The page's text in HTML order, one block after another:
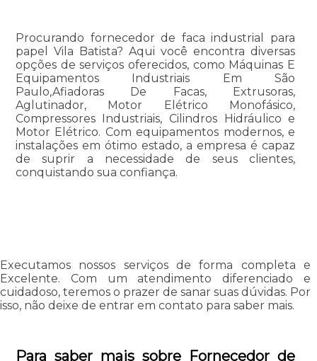
Procurando fornecedor de faca industrial para
papel Vila Batista? Aqui você encontra diversas
opções de serviços oferecidos, como Máquinas E
Equipamentos Industriais Em São
Paulo,Afiadoras De Facas, Extrusoras,
Aglutinador, Motor Elétrico Monofásico,
Compressores Industriais, Cilindros Hidráulico e
Motor Elétrico. Com equipamentos modernos, e
instalações em ótimo estado, a empresa é capaz
de suprir a necessidade de seus clientes,
conquistando sua confiança.
Executamos nossos serviços de forma completa e
Excelente. Com um atendimento diferenciado e
cuidadoso, teremos o prazer de sanar suas dúvidas. Por
isso, não deixe de entrar em contato para saber mais.
Para saber mais sobre Fornecedor de